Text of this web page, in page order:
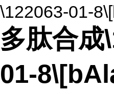
\122063-01-
多肽合成
01-